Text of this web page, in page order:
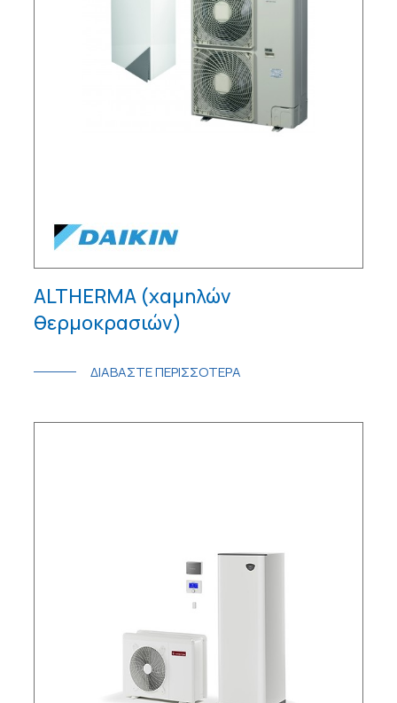
ALTHERMA (χαμηλών
θερμοκρασιών)
ΔΙΑΒΑΣΤΕ ΠΕΡΙΣΣΟΤΕΡΑ